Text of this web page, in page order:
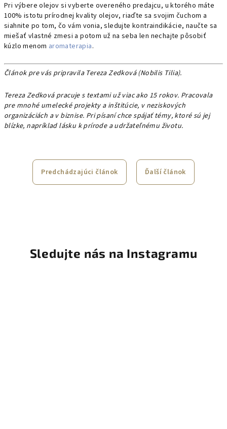
Pri výbere olejov si vyberte overeného predajcu, u ktorého máte
100% istotu prírodnej kvality olejov, riaďte sa svojim čuchom a
siahnite po tom, čo vám vonia, sledujte kontraindikácie, naučte sa
miešať vlastné zmesi a potom už na seba len nechajte pôsobiť
kúzlo menom aromaterapia.
Článok pre vás pripravila Tereza Zedková (Nobilis Tilia).
Tereza Zedková pracuje s textami už viac ako 15 rokov. Pracovala
pre mnohé umelecké projekty a inštitúcie, v neziskových
organizáciách a v biznise. Pri písaní chce spájať témy, ktoré sú jej
blízke, napríklad lásku k prírode a udržateľnému životu.
Predchádzajúci článok Ďalší článok
Sledujte nás na Instagramu